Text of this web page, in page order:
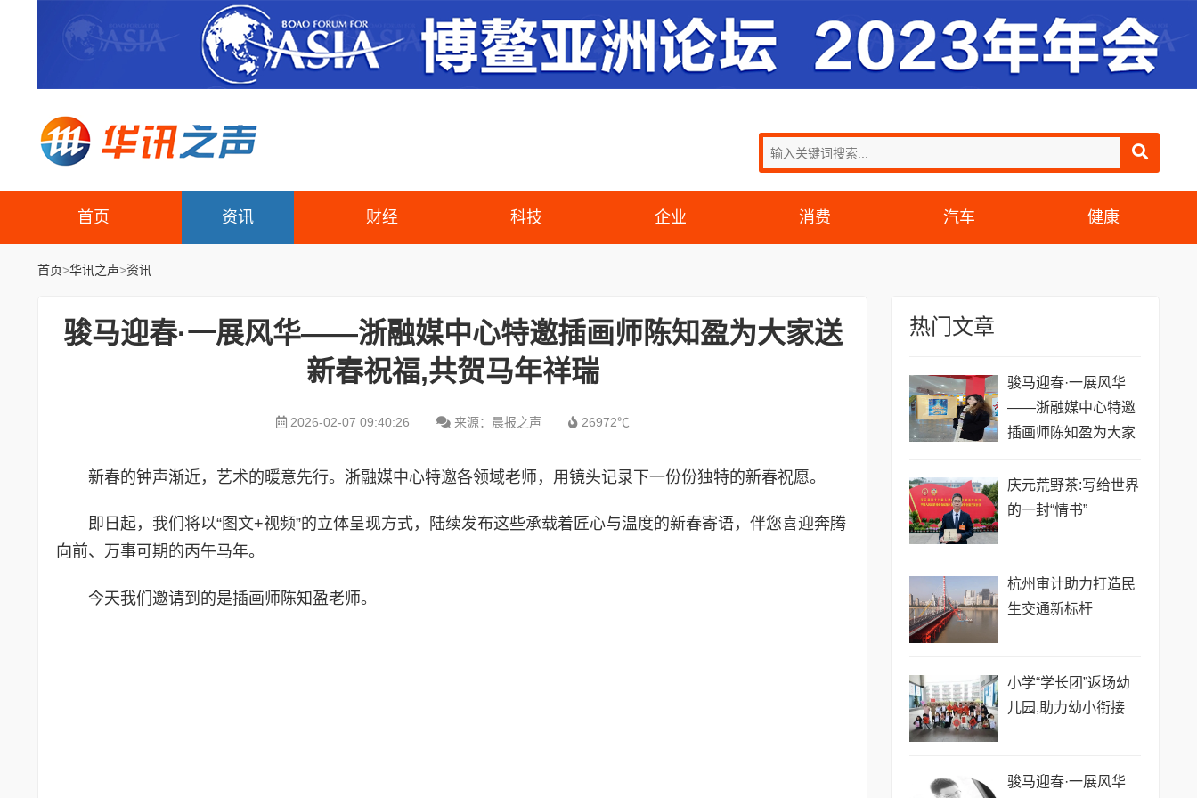
首页 资讯 财经 科技 企业 消费 汽车 健康
首页>华讯之声>资讯
骏马迎春·一展风华——浙融媒中心特邀插画师陈知盈为大家送
新春祝福,共贺马年祥瑞
2026-02-07 09:40:26 来源：晨报之声 26972℃
新春的钟声渐近，艺术的暖意先行。浙融媒中心特邀各领域老师，用镜头记录下一份份独特的新春祝愿。
即日起，我们将以“图文+视频”的立体呈现方式，陆续发布这些承载着匠心与温度的新春寄语，伴您喜迎奔腾
向前、万事可期的丙午马年。
今天我们邀请到的是插画师陈知盈老师。
热门文章
骏马迎春·一展风华
——浙融媒中心特邀
插画师陈知盈为大家
祥瑞
庆元荒野茶:写给世界
的一封“情书”
​杭州审计助力打造民
生交通新标杆
小学“学长团”返场幼
儿园,助力幼小衔接
骏马迎春·一展风华